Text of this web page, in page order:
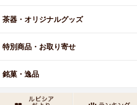
茶器・オリジナルグッズ
特別商品・お取り寄せ
銘菓・逸品